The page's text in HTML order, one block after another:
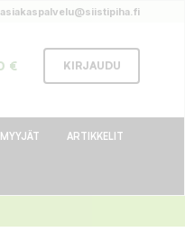
asiakaspalvelu@siistipiha.fi
€ KIRJAUDU
ARTIKKELIT